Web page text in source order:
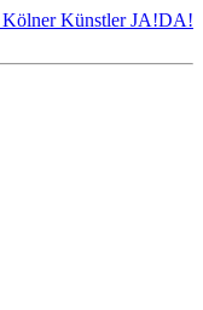
Kölner Künstler JA!DA!